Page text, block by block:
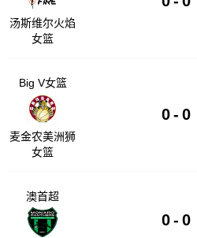
汤斯维尔火焰
女篮
Big V女篮
麦金农美洲狮
女篮
0 - 0
澳首超
0 - 0